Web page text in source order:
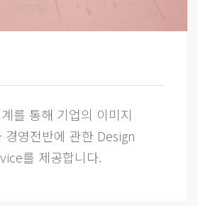
를 통해 기업의 이미지
경영전반에 관한 Design
를 제공합니다.